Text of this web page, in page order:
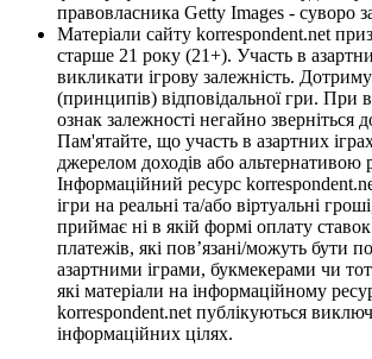
правовласника Getty Images - суворо
Матеріали сайту korrespondent.net
старше 21 року (21+). Участь в
викликати ігрову залежність.
(принципів) відповідальної гри. При
ознак залежності негайно зверніться
Пам'ятайте, що участь в азартних
джерелом доходів або альтернативою
Інформаційний ресурс
ігри на реальні та/або віртуальні
приймає ні в якій формі оплату
платежів, які пов’язані/можуть бути
азартними іграми, букмекерами чи
які матеріали на інформаційному
korrespondent.net публікуються
інформаційних цілях.